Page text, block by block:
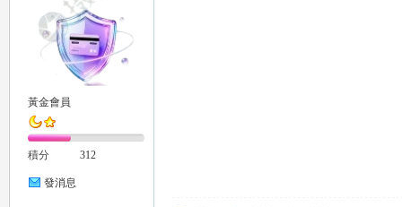
黃金會員
積分 312
發消息